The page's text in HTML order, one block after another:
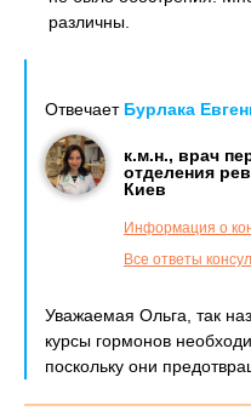
различны.
Отвечает Бурлака
к.м.н., врач
отделения
Киев
Информация о
Все ответы
Уважаемая Ольга, так
курсы гормонов
поскольку они